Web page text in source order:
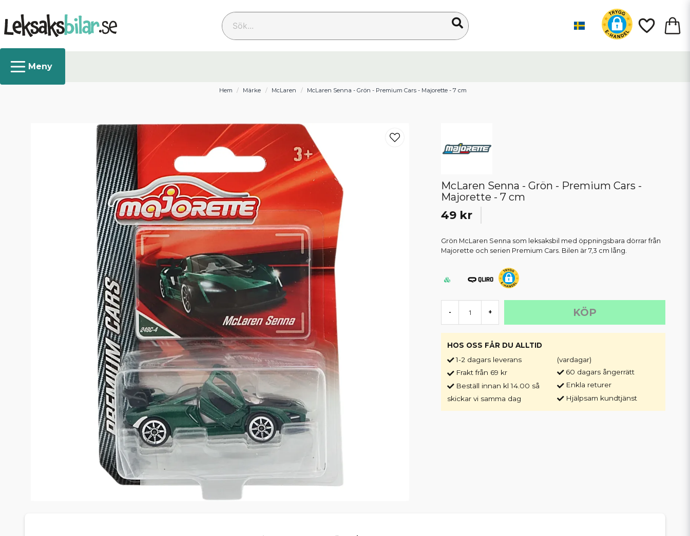
Sök...
Hem Märke McLaren McLaren Senna - Grön - Premium Cars - Majorette - 7 cm
McLaren Senna - Grön - Premium Cars -
Majorette - 7 cm
49 kr
Grön McLaren Senna som leksaksbil med öppningsbara dörrar från
Majorette och serien Premium Cars. Bilen är 7,3 cm lång.
- + KÖP
HOS OSS FÅR DU ALLTID
1-2 dagars leverans
Frakt från 69 kr
Beställ innan kl 14.00 så
skickar vi samma dag
(vardagar)
60 dagars ångerrätt
Enkla returer
Hjälpsam kundtjänst